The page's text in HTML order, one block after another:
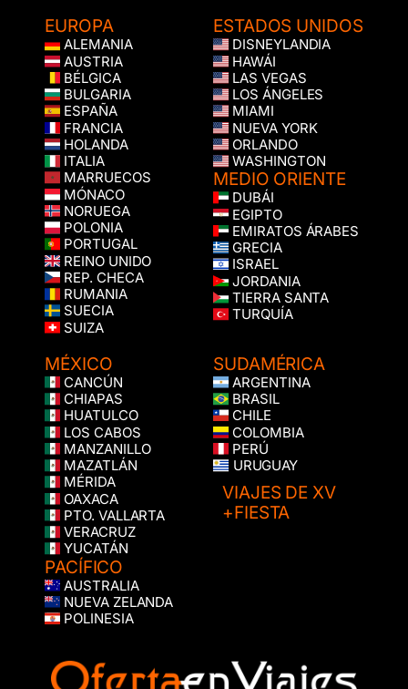
EUROPA
ALEMANIA
AUSTRIA
BÉLGICA
BULGARIA
ESPAÑA
FRANCIA
HOLANDA
ITALIA
MARRUECOS
MÓNACO
NORUEGA
POLONIA
PORTUGAL
REINO UNIDO
REP. CHECA
RUMANIA
SUECIA
SUIZA
ESTADOS UNIDOS
DISNEYLANDIA
HAWÁI
LAS VEGAS
LOS ÁNGELES
MIAMI
NUEVA YORK
ORLANDO
WASHINGTON
MEDIO ORIENTE
DUBÁI
EGIPTO
EMIRATOS ÁRABES
GRECIA
ISRAEL
JORDANIA
TIERRA SANTA
TURQUÍA
MÉXICO
CANCÚN
CHIAPAS
HUATULCO
LOS CABOS
MANZANILLO
MAZATLÁN
MÉRIDA
OAXACA
PTO. VALLARTA
VERACRUZ
YUCATÁN
PACÍFICO
AUSTRALIA
NUEVA ZELANDA
POLINESIA
SUDAMÉRICA
ARGENTINA
BRASIL
CHILE
COLOMBIA
PERÚ
URUGUAY
VIAJES DE XV
+FIESTA